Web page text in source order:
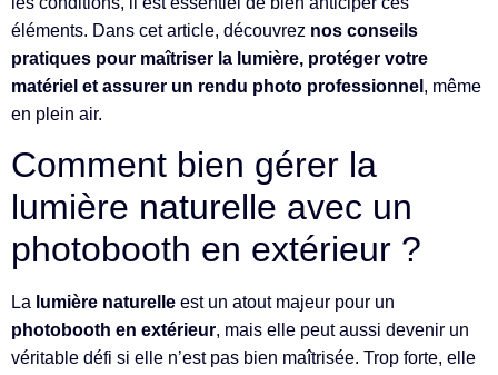
éléments. Dans cet article, découvrez nos conseils
pratiques pour maîtriser la lumière, protéger votre
matériel et assurer un rendu photo professionnel , même
en plein air.
Comment bien gérer la
lumière naturelle avec un
photobooth en extérieur ?
La lumière naturelle est un atout majeur pour un
photobooth en extérieur, mais elle peut aussi devenir un
véritable défi si elle n’est pas bien maîtrisée. Trop forte, elle